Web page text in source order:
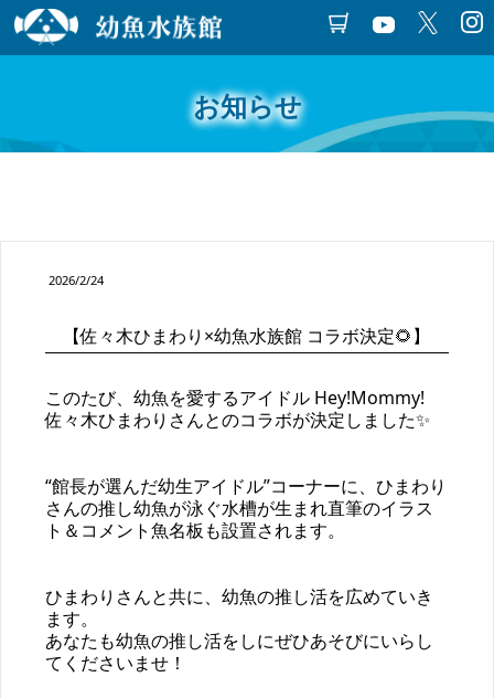
お知らせ
2026/2/24
【佐々木ひまわり×幼魚水族館 コラボ決定🌻】
このたび、幼魚を愛するアイドル Hey!Mommy!
佐々木ひまわりさんとのコラボが決定しました✨
“館長が選んだ幼生アイドル”コーナーに、ひまわり
さんの推し幼魚が泳ぐ水槽が生まれ直筆のイラス
ト＆コメント魚名板も設置されます。
ひまわりさんと共に、幼魚の推し活を広めていき
ます。
あなたも幼魚の推し活をしにぜひあそびにいらし
てくださいませ！